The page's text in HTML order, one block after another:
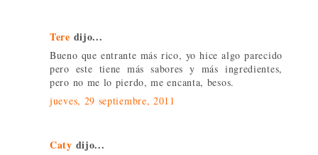
Tere dijo...
Bueno que entrante más rico, yo hice algo parecido
pero este tiene más sabores y más ingredientes,
pero no me lo pierdo, me encanta, besos.
jueves, 29 septiembre, 2011
Caty dijo...